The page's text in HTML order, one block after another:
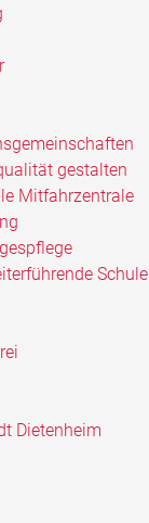
gestalten
Mitfahrzentrale
Schule
Dietenheim